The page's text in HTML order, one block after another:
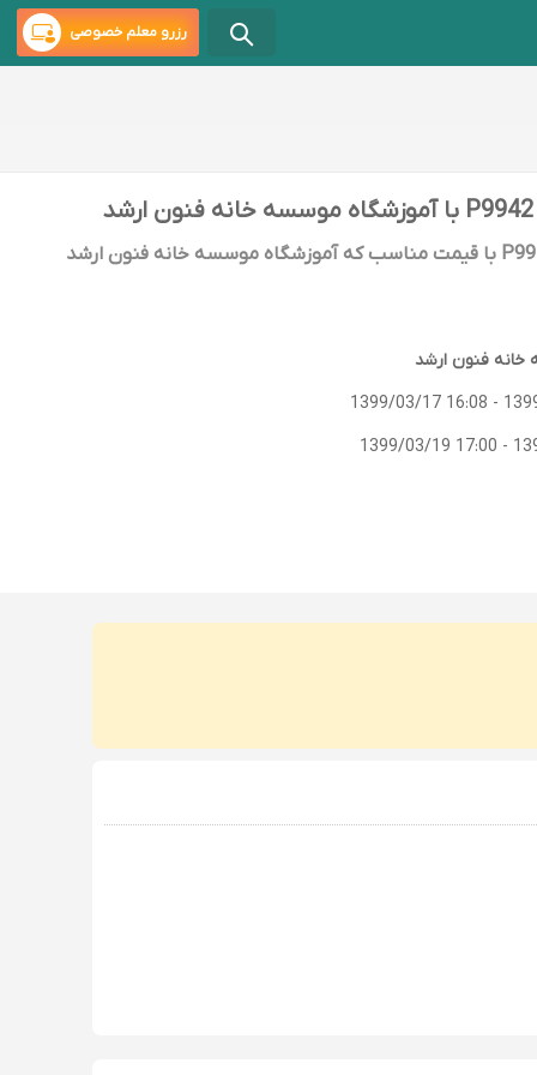
رزرو معلم خصوصی
ثبت‌نام در کلاس آنلاین P9942 با قیمت مناسب که آموزشگاه موسسه خانه فنون ارشد
فنون ارشد
-
1399/03/17 16:08
-
1399/03/19 17:00